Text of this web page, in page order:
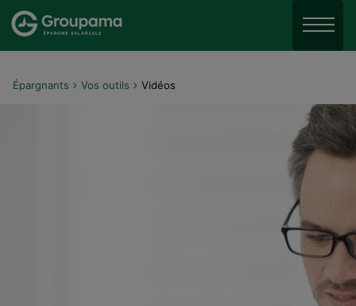
Aller au menu
Aller au contenu
Menu
Épargnants Vos outils Vidéos